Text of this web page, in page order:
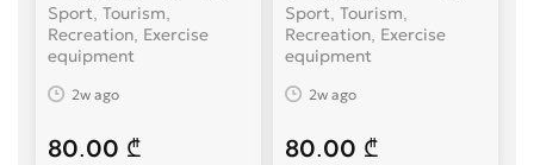
Sport, Tourism,
Recreation, Exercise
equipment
2w ago
80.00 ₾
Sport, Tourism,
Recreation, Exercise
equipment
2w ago
80.00 ₾